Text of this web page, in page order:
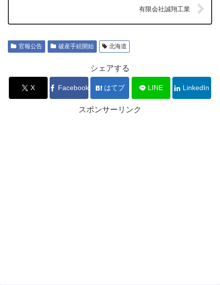
有限会社誠翔工業
官報公告 破産手続開始 北海道
シェアする
X Facebook はてブ LINE LinkedIn
スポンサーリンク